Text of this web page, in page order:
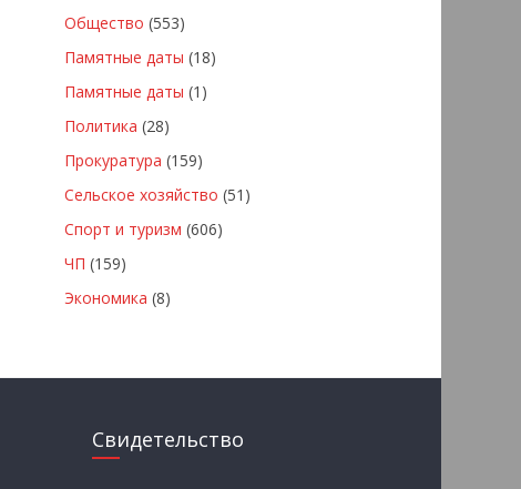
Общество (553)
Памятные даты (18)
Памятные даты (1)
Политика (28)
Прокуратура (159)
Сельское хозяйство (51)
Спорт и туризм (606)
ЧП (159)
Экономика (8)
Свидетельство